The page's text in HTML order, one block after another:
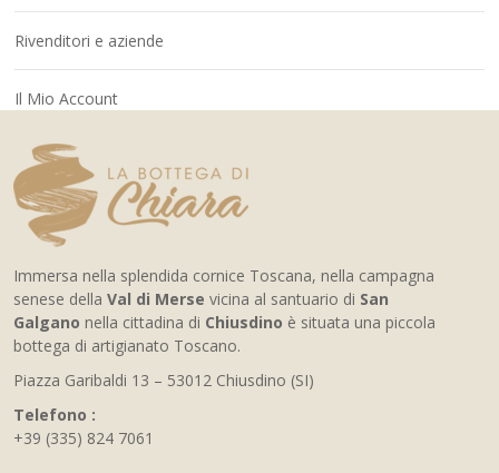
Rivenditori e aziende
Il Mio Account
Immersa nella splendida cornice Toscana, nella campagna
senese della Val di Merse vicina al santuario di San
Galgano nella cittadina di Chiusdino è situata una piccola
bottega di artigianato Toscano.
Piazza Garibaldi 13 – 53012 Chiusdino (SI)
Telefono :
+39 (335) 824 7061